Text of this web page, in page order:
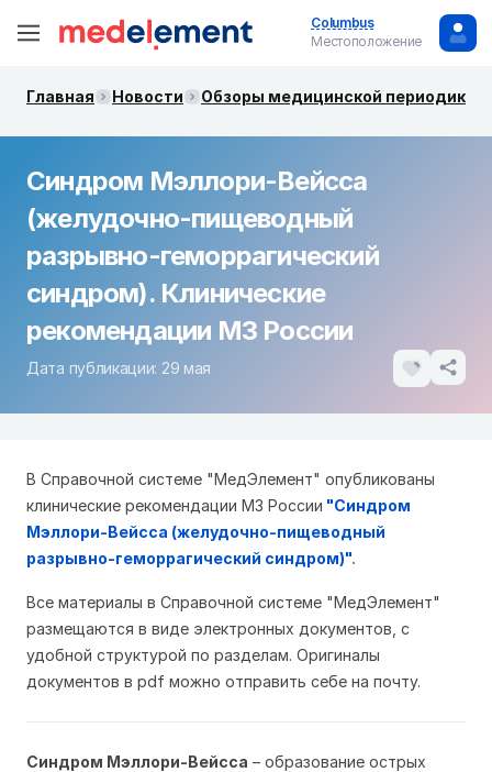
Columbus
Местоположение
Главная Новости Обзоры медицинской периодики.
Синдром Мэллори-Вейсса
(желудочно-пищеводный
разрывно-геморрагический
синдром). Клинические
рекомендации МЗ России
Дата публикации: 29 мая
В Справочной системе "МедЭлемент" опубликованы
клинические рекомендации МЗ России "Синдром
Мэллори-Вейсса (желудочно-пищеводный
разрывно-геморрагический синдром)".
Все материалы в Справочной системе "МедЭлемент"
размещаются в виде электронных документов, с
удобной структурой по разделам. Оригиналы
документов в pdf можно отправить себе на почту.
Синдром Мэллори-Вейсса – образование острых